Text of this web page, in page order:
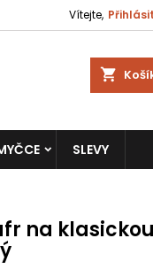
Vítejte,
shopping_cart
SLEVY
na